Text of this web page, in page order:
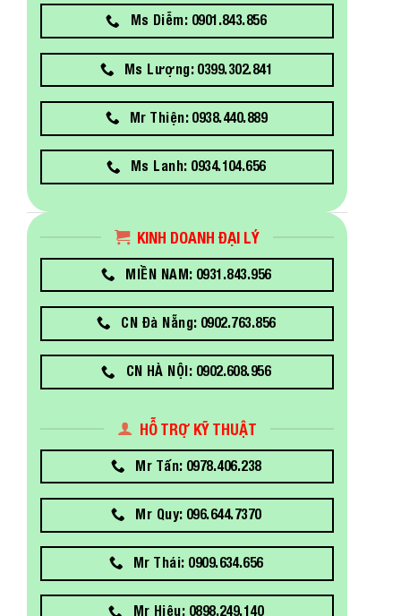
Ms Diễm: 0901.843.856
Ms Lượng: 0399.302.841
Mr Thiện: 0938.440.889
Ms Lanh: 0934.104.656
KINH DOANH ĐẠI LÝ
MIỀN NAM: 0931.843.956
CN Đà Nẵng: 0902.763.856
CN HÀ NỘI: 0902.608.956
HỖ TRỢ KỸ THUẬT
Mr Tấn: 0978.406.238
Mr Quy: 096.644.7370
Mr Thái: 0909.634.656
Mr Hiệu: 0898.249.140